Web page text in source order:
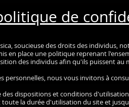
de
soucieuse des droits des individus,
en place une politique reprenant
des individus afin qu'ils puissent au
nous vous invitons à
dispositions et conditions
la durée d'utilisation du site et